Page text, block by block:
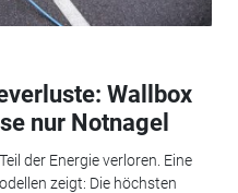
Wallbox
nur Notnagel
der Energie verloren. Eine
zeigt: Die höchsten